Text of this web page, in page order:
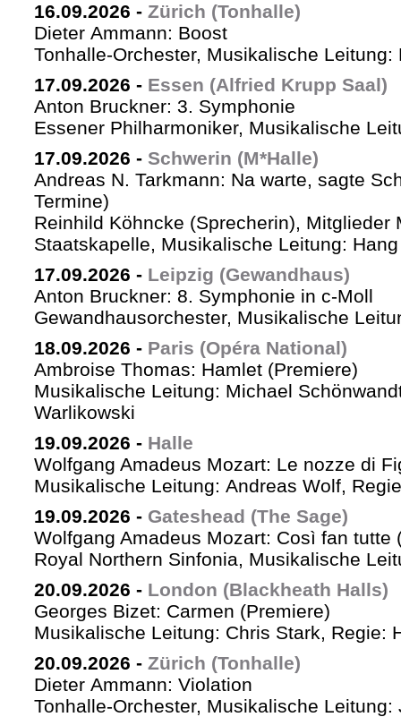
16.09.2026 - Zürich (Tonhalle)
Dieter Ammann: Boost
Tonhalle-Orchester, Musikalische Leitung:
17.09.2026 - Essen (Alfried Krupp Saal)
Anton Bruckner: 3. Symphonie
Essener Philharmoniker, Musikalische
17.09.2026 - Schwerin (M*Halle)
Andreas N. Tarkmann: Na warte, sagte
Termine)
Reinhild Köhncke (Sprecherin), Mitglieder
Staatskapelle, Musikalische Leitung:
17.09.2026 - Leipzig (Gewandhaus)
Anton Bruckner: 8. Symphonie in c-Moll
Gewandhausorchester, Musikalische
18.09.2026 - Paris (Opéra National)
Ambroise Thomas: Hamlet (Premiere)
Musikalische Leitung: Michael
Warlikowski
19.09.2026 - Halle
Wolfgang Amadeus Mozart: Le nozze di
Musikalische Leitung: Andreas Wolf,
19.09.2026 - Gateshead (The Sage)
Wolfgang Amadeus Mozart: Così fan tutte
Royal Northern Sinfonia, Musikalische
20.09.2026 - London (Blackheath Halls)
Georges Bizet: Carmen (Premiere)
Musikalische Leitung: Chris Stark, Regie:
20.09.2026 - Zürich (Tonhalle)
Dieter Ammann: Violation
Tonhalle-Orchester, Musikalische Leitung: